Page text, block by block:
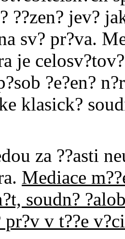
??zen? jev?
sv? pr?va.
je
?e?en?
klasick?
za ??asti
Mediace
soudn?
v t??e